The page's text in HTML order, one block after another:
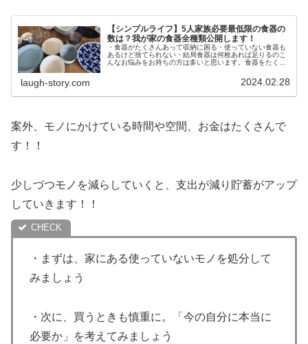
【シンプルライフ】5人家族必要最低限の食器の
数は？我が家の食器全種類公開します！
・食器がたくさんあって収納に困る・使っていない食器も
あるけど捨てられない・結局食器は何枚あれば足りるのこ
んなお悩みをお持ちの方は多いと思います。食器をたくさ
laugh-story.com 2024.02.28
案外、モノにかけている時間や空間、お金はたくさんで
す！！
少しづつモノを減らしていくと、支出が減り貯蓄がアップ
していきます！！
・まずは、家にある使っていないモノを処分して
みましょう
・次に、買うときも慎重に。「今の自分に本当に
必要か」を考えてみましょう